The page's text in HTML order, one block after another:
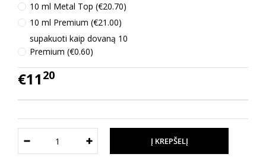
10 ml Metal Top (€20.70)
10 ml Premium (€21.00)
supakuoti kaip dovaną 10
Premium (€0.60)
€11 20